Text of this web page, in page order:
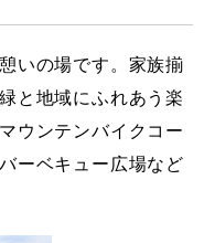
いの場です。家族揃
と地域にふれあう楽
ウンテンバイクコー
ーベキュー広場など